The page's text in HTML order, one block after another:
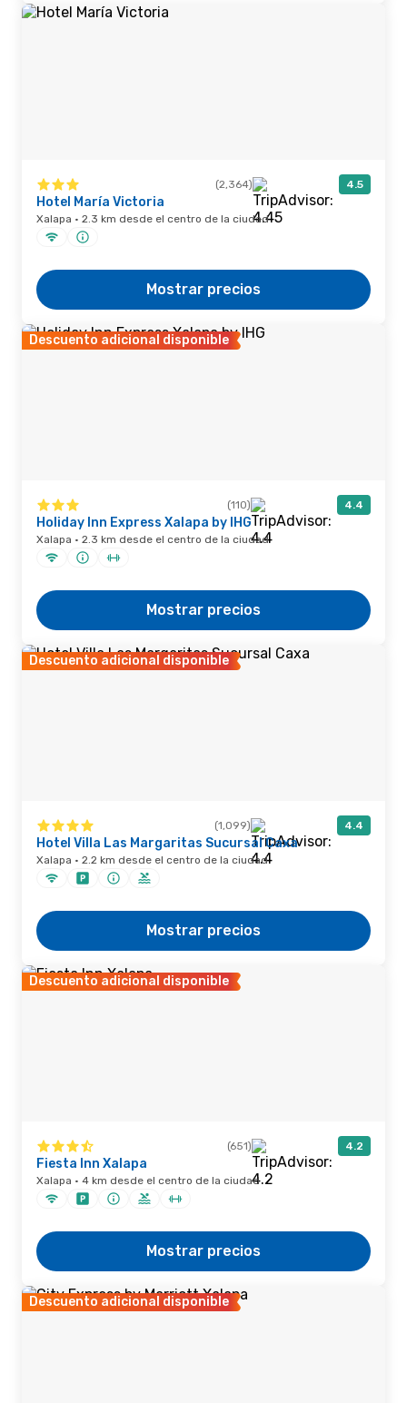
(2,364) 4.5
Hotel María Victoria
Xalapa · 2.3 km desde el centro de la ciudad
Mostrar precios
Descuento adicional disponible
(110) 4.4
Holiday Inn Express Xalapa by IHG
Xalapa · 2.3 km desde el centro de la ciudad
Mostrar precios
Descuento adicional disponible
(1,099) 4.4
Hotel Villa Las Margaritas Sucursal Caxa
Xalapa · 2.2 km desde el centro de la ciudad
Mostrar precios
Descuento adicional disponible
(651) 4.2
Fiesta Inn Xalapa
Xalapa · 4 km desde el centro de la ciudad
Mostrar precios
Descuento adicional disponible